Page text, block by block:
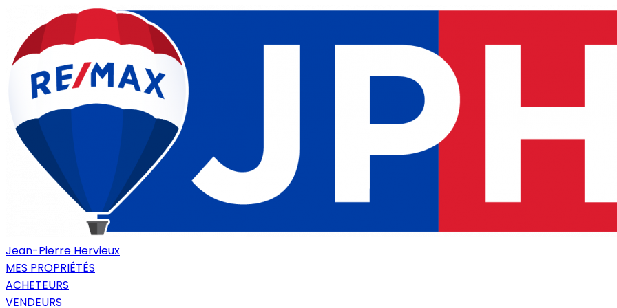
Jean-Pierre Hervieux
MES PROPRIÉTÉS
ACHETEURS
VENDEURS